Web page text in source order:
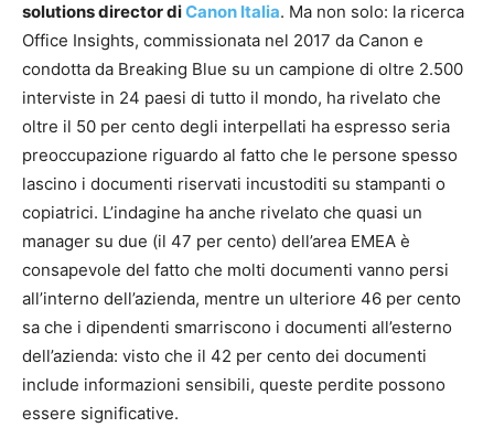
solutions director diCanon Italia. Ma non solo: la ricerca
Office Insights, commissionata nel 2017 da Canon e
condotta da Breaking Blue su un campione di oltre 2.500
interviste in 24 paesi di tutto il mondo, ha rivelato che
oltre il 50 per cento degli interpellati ha espresso seria
preoccupazione riguardo al fatto che le persone spesso
lascino i documenti riservati incustoditi su stampanti o
copiatrici. L’indagine ha anche rivelato che quasi un
manager su due (il 47 per cento) dell’area EMEA è
consapevole del fatto che molti documenti vanno persi
all’interno dell’azienda, mentre un ulteriore 46 per cento
sa che i dipendenti smarriscono i documenti all’esterno
dell’azienda: visto che il 42 per cento dei documenti
include informazioni sensibili, queste perdite possono
essere significative.